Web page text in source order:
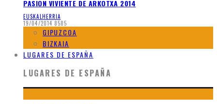
PASION VIVIENTE DE ARKOTXA 2014
EUSKALHERRIA
19/04/2014 8585
GIPUZCOA
BIZKAIA
LUGARES DE ESPAÑA
LUGARES DE ESPAÑA